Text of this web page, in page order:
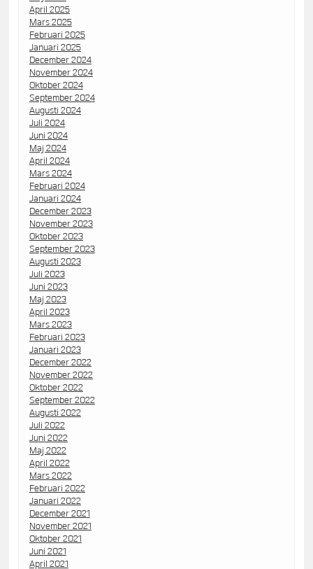
April 2025
Mars 2025
Februari 2025
Januari 2025
December 2024
November 2024
Oktober 2024
September 2024
Augusti 2024
Juli 2024
Juni 2024
Maj 2024
April 2024
Mars 2024
Februari 2024
Januari 2024
December 2023
November 2023
Oktober 2023
September 2023
Augusti 2023
Juli 2023
Juni 2023
Maj 2023
April 2023
Mars 2023
Februari 2023
Januari 2023
December 2022
November 2022
Oktober 2022
September 2022
Augusti 2022
Juli 2022
Juni 2022
Maj 2022
April 2022
Mars 2022
Februari 2022
Januari 2022
December 2021
November 2021
Oktober 2021
Juni 2021
April 2021